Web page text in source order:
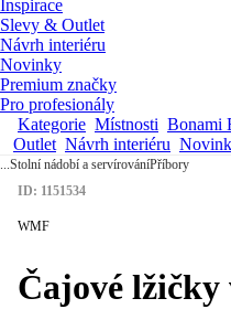
Inspirace
Slevy & Outlet
Návrh interiéru
Novinky
Premium značky
Pro profesionály
Kategorie Místnosti Bonami
Outlet Návrh interiéru
...Stolní nádobí a servírováníPříbory
ID: 1151534
WMF
Čajové lžičky